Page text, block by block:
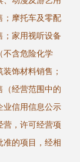
；摩托车及零配
；家用视听设备
不含危险化学
饰材料销售；
（经营范围中的
业信用信息公示
营，许可经营项
准的项目，经相